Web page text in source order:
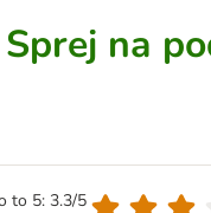
na
to 5: 3.3/5